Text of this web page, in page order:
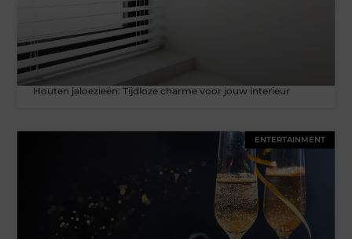
Houten jaloezieën: Tijdloze charme voor jouw interieur
ENTERTAINMENT